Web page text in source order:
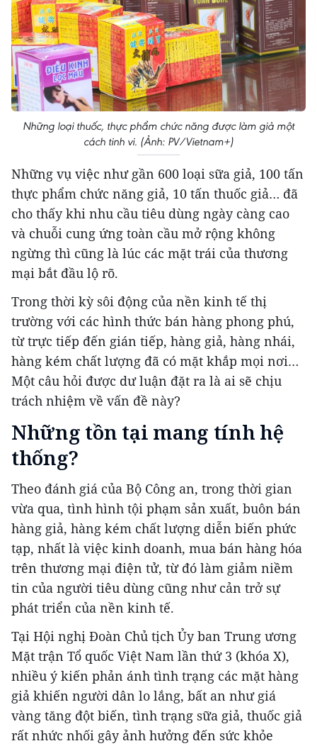
Những loại thuốc, thực phẩm chức năng được làm giả một
cách tinh vi. (Ảnh: PV/Vietnam+)
Những vụ việc như gần 600 loại sữa giả, 100 tấn
thực phẩm chức năng giả, 10 tấn thuốc giả… đã
cho thấy khi nhu cầu tiêu dùng ngày càng cao
và chuỗi cung ứng toàn cầu mở rộng không
ngừng thì cũng là lúc các mặt trái của thương
mại bắt đầu lộ rõ.
Trong thời kỳ sôi động của nền kinh tế thị
trường với các hình thức bán hàng phong phú,
từ trực tiếp đến gián tiếp, hàng giả, hàng nhái,
hàng kém chất lượng đã có mặt khắp mọi nơi…
Một câu hỏi được dư luận đặt ra là ai sẽ chịu
trách nhiệm về vấn đề này?
Những tồn tại mang tính hệ
thống?
Theo đánh giá của Bộ Công an, trong thời gian
vừa qua, tình hình tội phạm sản xuất, buôn bán
hàng giả, hàng kém chất lượng diễn biến phức
tạp, nhất là việc kinh doanh, mua bán hàng hóa
trên thương mại điện tử, từ đó làm giảm niềm
tin của người tiêu dùng cũng như cản trở sự
phát triển của nền kinh tế.
Tại Hội nghị Đoàn Chủ tịch Ủy ban Trung ương
Mặt trận Tổ quốc Việt Nam lần thứ 3 (khóa X),
nhiều ý kiến phản ánh tình trạng các mặt hàng
giả khiến người dân lo lắng, bất an như giá
vàng tăng đột biến, tình trạng sữa giả, thuốc giả
rất nhức nhối gây ảnh hưởng đến sức khỏe